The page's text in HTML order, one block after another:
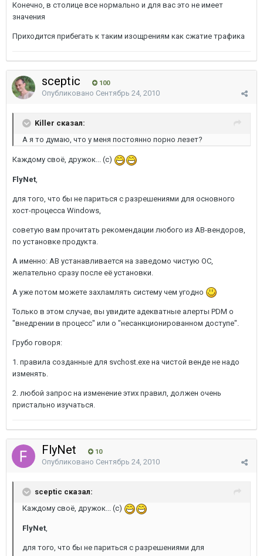
Конечно, в столице все нормально и для вас это не имеет
значения
Приходится прибегать к таким изощрениям как сжатие трафика
sceptic 100
Опубликовано Сентябрь 24, 2010
Killer сказал:
А я то думаю, что у меня постоянно порно лезет?
Каждому своё, дружок... (с)
FlyNet
для того, что бы не париться с разрешениями для основного
хост-процесса Windows,
советую вам прочитать рекомендации любого из АВ-вендоров,
по установке продукта.
А именно: АВ устанавливается на заведомо чистую ОС,
желательно сразу после её установки.
А уже потом можете захламлять систему чем угодно
Только в этом случае, вы увидите адекватные алерты PDM о
"внедрении в процесс" или о "несанкционированном доступе".
Грубо говоря:
1. правила созданные для svchost.exe на чистой венде не надо
изменять.
2. любой запрос на изменение этих правил, должен очень
пристально изучаться.
FlyNet 10
Опубликовано Сентябрь 24, 2010
sceptic сказал:
Каждому своё, дружок... (с)
FlyNet
для того, что бы не париться с разрешениями для